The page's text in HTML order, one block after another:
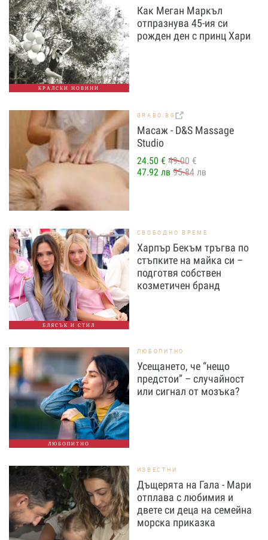
КРАЛСКИ НОВИНИ
Как Меган Маркъл
отпразнува 45-ия си
рожден ден с принц Хари
GRABO.BG
Масаж - D&S Massage
Studio
24.50 € 49.00 €
47.92 лв 95.84 лв
БЛЯСЪК И СТИЛ
СВОБОДНО ВРЕМЕ
Харпър Бекъм тръгва по
стъпките на майка си –
подготвя собствен
козметичен бранд
ЛЮБОПИТНО
ЛЮБОПИТНО
Усещането, че “нещо
предстои” – случайност
или сигнал от мозъка?
ИЗВЕСТНИ
Дъщерята на Гала - Мари
отплава с любимия и
двете си деца на семейна
морска приказка